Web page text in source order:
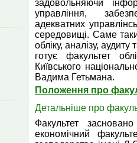
задовольняючи
управління,
адекватних
середовищі. Саме
обліку, аналізу,
готує факультет
Київського
Вадима Гетьмана.
Положення про
Детальніше про
Факультет
економічний